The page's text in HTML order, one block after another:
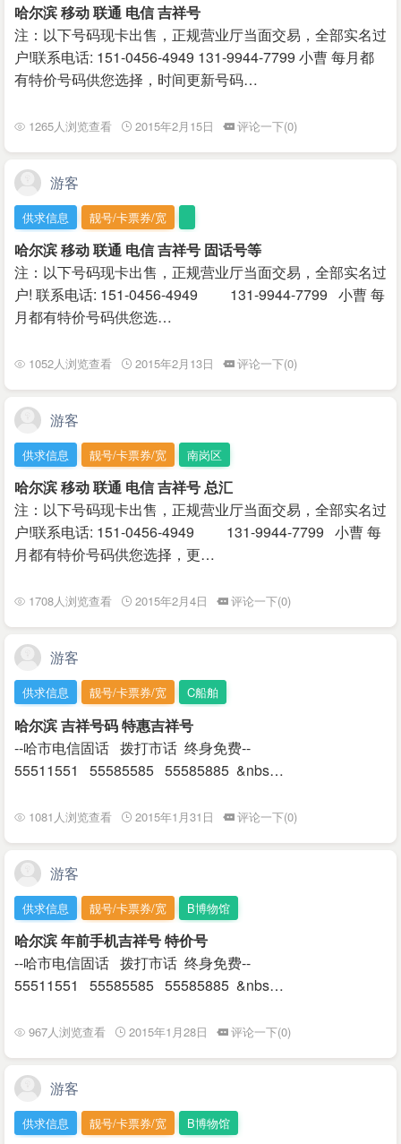
哈尔滨 移动 联通 电信 吉祥号
注：以下号码现卡出售，正规营业厅当面交易，全部实名过
户!联系电话: 151-0456-4949 131-9944-7799 小曹 每月都
有特价号码供您选择，时间更新号码…
1265人浏览查看 2015年2月15日 评论一下(0)
游客
供求信息 靓号/卡票券/宽
哈尔滨 移动 联通 电信 吉祥号 固话号等
注：以下号码现卡出售，正规营业厅当面交易，全部实名过
户! 联系电话: 151-0456-4949 131-9944-7799 小曹 每
月都有特价号码供您选…
1052人浏览查看 2015年2月13日 评论一下(0)
游客
供求信息 靓号/卡票券/宽 南岗区
哈尔滨 移动 联通 电信 吉祥号 总汇
注：以下号码现卡出售，正规营业厅当面交易，全部实名过
户!联系电话: 151-0456-4949 131-9944-7799 小曹 每
月都有特价号码供您选择，更…
1708人浏览查看 2015年2月4日 评论一下(0)
游客
供求信息 靓号/卡票券/宽 C船舶
哈尔滨 吉祥号码 特惠吉祥号
--哈市电信固话 拨打市话 终身免费--
55511551 55585585 55585885 &nbs…
1081人浏览查看 2015年1月31日 评论一下(0)
游客
供求信息 靓号/卡票券/宽 B博物馆
哈尔滨 年前手机吉祥号 特价号
--哈市电信固话 拨打市话 终身免费--
55511551 55585585 55585885 &nbs…
967人浏览查看 2015年1月28日 评论一下(0)
游客
供求信息 靓号/卡票券/宽 B博物馆